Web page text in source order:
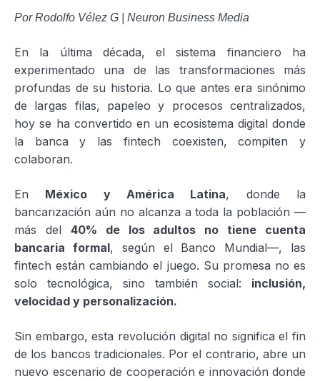
Por Rodolfo Vélez G | Neuron Business Media
En la última década, el sistema financiero ha
experimentado una de las transformaciones más
profundas de su historia. Lo que antes era sinónimo
de largas filas, papeleo y procesos centralizados,
hoy se ha convertido en un ecosistema digital donde
la banca y las fintech coexisten, compiten y
colaboran.
En México y América Latina, donde la
bancarización aún no alcanza a toda la población —
más del 40% de los adultos no tiene cuenta
bancaria formal, según el Banco Mundial—, las
fintech están cambiando el juego. Su promesa no es
solo tecnológica, sino también social: inclusión,
velocidad y personalización.
Sin embargo, esta revolución digital no significa el fin
de los bancos tradicionales. Por el contrario, abre un
nuevo escenario de cooperación e innovación donde